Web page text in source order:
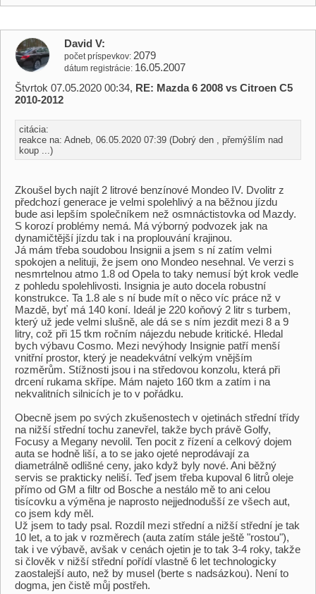
David V
počet príspevkov 2079
dátum registrácie 16.05.2007
Štvrtok 07.05.2020 00:34, RE: Mazda 6 2008 vs Citroen C5
2010-2012
citácia:
reakce na: Adneb, 06.05.2020 07:39 (Dobrý den , přemýšlím nad
koup ...)
Zkoušel bych najít 2 litrové benzínové Mondeo IV. Dvolitr z
předchozí generace je velmi spolehlivý a na běžnou jízdu
bude asi lepším společníkem než osmnáctistovka od Mazdy.
S korozí problémy nemá. Má výborný podvozek jak na
dynamičtější jízdu tak i na proplouvání krajinou.
Já mám třeba soudobou Insignii a jsem s ní zatím velmi
spokojen a nelituji, že jsem ono Mondeo nesehnal. Ve verzi s
nesmrtelnou atmo 1.8 od Opela to taky nemusí být krok vedle
z pohledu spolehlivosti. Insignia je auto docela robustní
konstrukce. Ta 1.8 ale s ní bude mít o něco víc práce nž v
Mazdě, byť má 140 koní. Ideál je 220 koňový 2 litr s turbem,
který už jede velmi slušně, ale dá se s ním jezdit mezi 8 a 9
litry, což při 15 tkm ročním nájezdu nebude kritické. Hledal
bych výbavu Cosmo. Mezi nevýhody Insignie patří menší
vnitřní prostor, který je neadekvátní velkým vnějším
rozměrům. Stížnosti jsou i na středovou konzolu, která při
drcení rukama skřípe. Mám najeto 160 tkm a zatím i na
nekvalitních silnicích je to v pořádku.
Obecně jsem po svých zkušenostech v ojetinách střední třídy
na nižší střední tochu zanevřel, takže bych právě Golfy,
Focusy a Megany nevolil. Ten pocit z řízení a celkový dojem
auta se hodně liší, a to se jako ojeté neprodávají za
diametrálně odlišné ceny, jako když byly nové. Ani běžný
servis se prakticky neliší. Teď jsem třeba kupoval 6 litrů oleje
přímo od GM a filtr od Bosche a nestálo mě to ani celou
tisícovku a výměna je naprosto nejjednodušší ze všech aut,
co jsem kdy měl.
Už jsem to tady psal. Rozdíl mezi střední a nižší střední je tak
10 let, a to jak v rozměrech (auta zatím stále ještě "rostou"),
tak i ve výbavě, avšak v cenách ojetin je to tak 3-4 roky, takže
si člověk v nižší střední pořídí vlastně 6 let technologicky
zaostalejší auto, než by musel (berte s nadsázkou). Není to
dogma, jen čistě můj postřeh.